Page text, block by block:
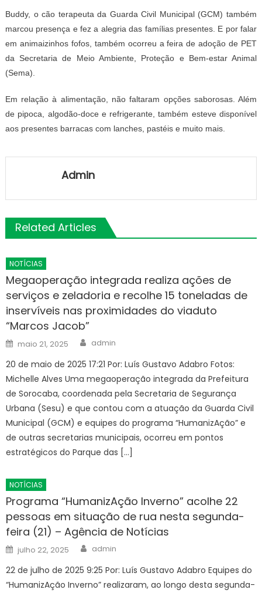
Buddy, o cão terapeuta da Guarda Civil Municipal (GCM) também
marcou presença e fez a alegria das famílias presentes. E por falar
em animaizinhos fofos, também ocorreu a feira de adoção de PET
da Secretaria de Meio Ambiente, Proteção e Bem-estar Animal
(Sema).
Em relação à alimentação, não faltaram opções saborosas. Além
de pipoca, algodão-doce e refrigerante, também esteve disponível
aos presentes barracas com lanches, pastéis e muito mais.
Admin
Related Articles
NOTÍCIAS
Megaoperação integrada realiza ações de
serviços e zeladoria e recolhe 15 toneladas de
inservíveis nas proximidades do viaduto
“Marcos Jacob”
Posted
on
maio 21, 2025 Author
admin
20 de maio de 2025 17:21 Por: Luís Gustavo Adabro Fotos:
Michelle Alves Uma megaoperação integrada da Prefeitura
de Sorocaba, coordenada pela Secretaria de Segurança
Urbana (Sesu) e que contou com a atuação da Guarda Civil
Municipal (GCM) e equipes do programa “HumanizAção” e
de outras secretarias municipais, ocorreu em pontos
estratégicos do Parque das […]
NOTÍCIAS
Programa “HumanizAção Inverno” acolhe 22
pessoas em situação de rua nesta segunda-
feira (21) – Agência de Notícias
Posted
on
julho 22, 2025 Author
admin
22 de julho de 2025 9:25 Por: Luís Gustavo Adabro Equipes do
“HumanizAção Inverno” realizaram, ao longo desta segunda-